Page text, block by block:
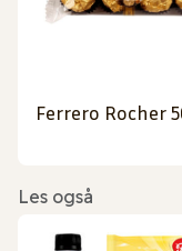
Ferrero Rocher
Les også